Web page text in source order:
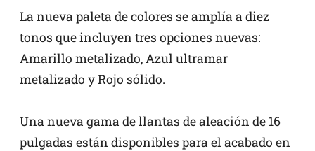
La nueva paleta de colores se amplía a diez
tonos que incluyen tres opciones nuevas:
Amarillo metalizado, Azul ultramar
metalizado y Rojo sólido.
Una nueva gama de llantas de aleación de 16
pulgadas están disponibles para el acabado en